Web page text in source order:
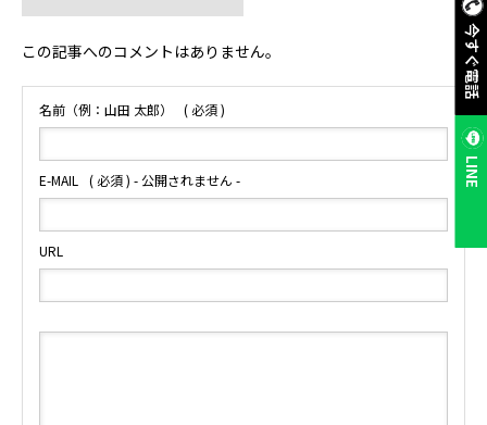
今すぐ電話
LINE
この記事へのコメントはありません。
名前（例：山田 太郎） ( 必須 )
E-MAIL ( 必須 ) - 公開されません -
URL